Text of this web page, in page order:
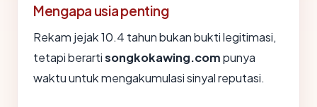
Mengapa usia penting
Rekam jejak 10.4 tahun bukan bukti legitimasi,
tetapi berartisongkokawing.compunya
waktu untuk mengakumulasi sinyal reputasi.